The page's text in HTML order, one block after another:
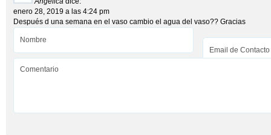
enero 28, 2019 a las 4:24 pm
Después d una semana en el vaso cambio el agua del vaso?? Gracias